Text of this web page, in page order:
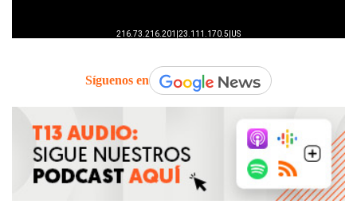
Síguenos en